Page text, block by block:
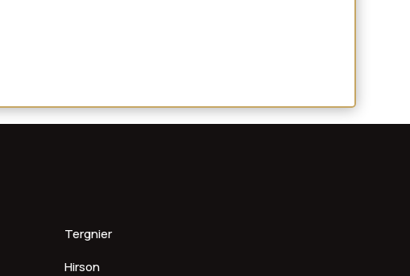
Tergnier
Hirson